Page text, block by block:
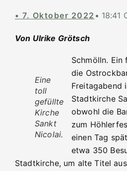
• 7. Oktober 2022 • 18:41
Von Ulrike Grötsch
Eine
toll
gefüllte
Kirche
Sankt
Nicolai.
Schmölln. Ein
die
Freitagabend
Stadtkirche
obwohl die
zum
einen Tag
etwa 350
Stadtkirche, um alte Titel